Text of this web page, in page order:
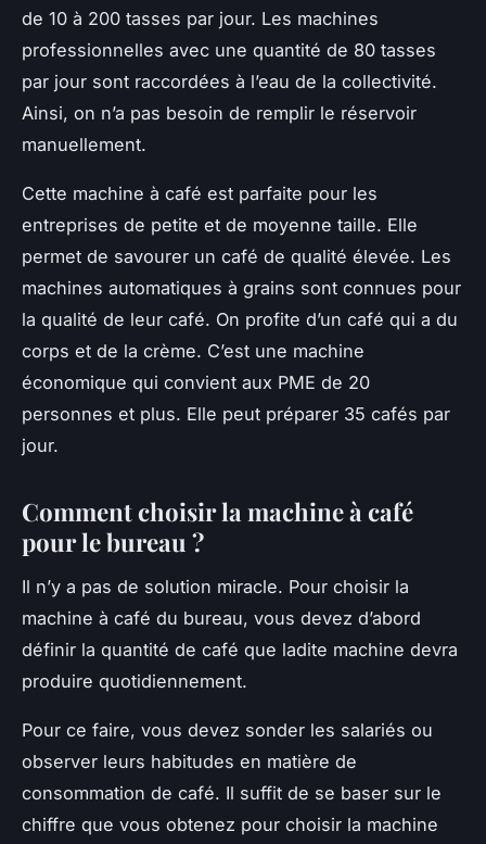
de 10 à 200 tasses par jour. Les machines
professionnelles avec une quantité de 80 tasses
par jour sont raccordées à l’eau de la collectivité.
Ainsi, on n’a pas besoin de remplir le réservoir
manuellement.
Cette machine à café est parfaite pour les
entreprises de petite et de moyenne taille. Elle
permet de savourer un café de qualité élevée. Les
machines automatiques à grains sont connues pour
la qualité de leur café. On profite d’un café qui a du
corps et de la crème. C’est une machine
économique qui convient aux PME de 20
personnes et plus. Elle peut préparer 35 cafés par
jour.
Comment choisir la machine à café
pour le bureau ?
Il n’y a pas de solution miracle. Pour choisir la
machine à café du bureau, vous devez d’abord
définir la quantité de café que ladite machine devra
produire quotidiennement.
Pour ce faire, vous devez sonder les salariés ou
observer leurs habitudes en matière de
consommation de café. Il suffit de se baser sur le
chiffre que vous obtenez pour choisir la machine